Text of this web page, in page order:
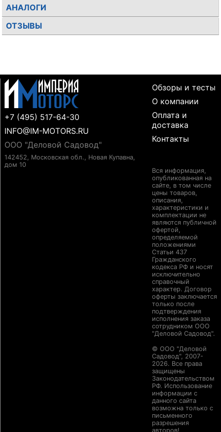
АНАЛОГИ
ОТЗЫВЫ
+7 (495) 517-64-30
INFO@IM-MOTORS.RU
ООО "Деловой Садовод"
142452, Московская обл., Новая Купавна,
дом 10
Обзоры и тесты
О компании
Оплата и
доставка
Контакты
Вся информация,
опубликованная на
сайте, в том числе
цены товаров,
описания,
характеристики и
комплектации не
являются публичной
офертой,
определяемой
положениями
Статьи 437
Гражданского
кодекса РФ и носят
исключительно
справочный
характер. Договор
оферты заключается
только после
подтверждения
исполнения заказа
сотрудником ООО
"Деловой Садовод".
© ООО "Деловой
Садовод", 2007-
2026. Все права
защищены
Законодательством
РФ. Использование
информации с
данного сайта
возможна только с
письменного
разрешения
авторов!